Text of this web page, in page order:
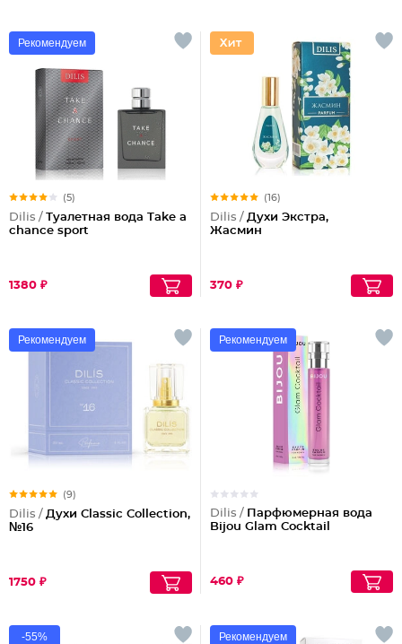
Рекомендуем
(5)
Dilis / Туалетная вода Take a
chance sport
1380 ₽
(16)
Dilis / Духи Экстра,
Жасмин
370 ₽
Рекомендуем
(9)
Dilis / Духи Classic Collection,
№16
1750 ₽
Рекомендуем
Dilis / Парфюмерная вода
Bijou Glam Cocktail
460 ₽
-55% Рекомендуем